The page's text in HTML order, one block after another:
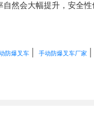
然会大幅提升，安全性
防爆叉车 | 手动防爆叉车厂家 |